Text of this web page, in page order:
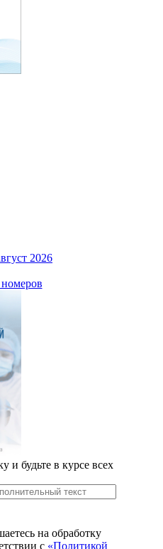
2026
и будьте в курсе всех
на обработку
с «Политикой